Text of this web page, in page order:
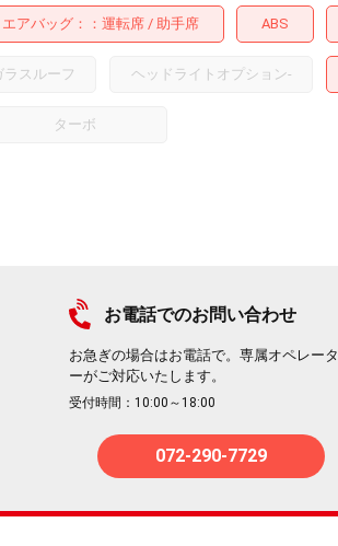
エアバッグ： 運転席 助手席 ABS
ラスルーフ ヘッドライトオプション-
ターボ
お電話でのお問い合わせ
お急ぎの場合はお電話で。専属オペレータ
ーがご対応いたします。
受付時間：10:00～18:00
072-290-7729